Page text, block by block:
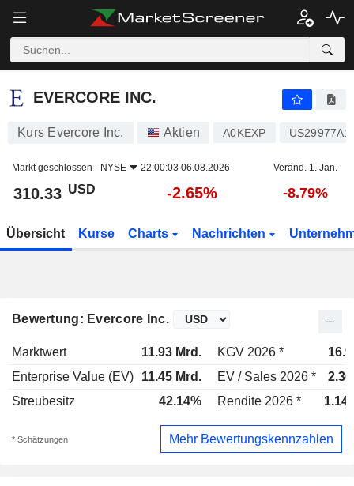
EVERCORE INC.
EVERCORE INC.
Kurs Evercore Inc. Aktien A0KEXP
Markt geschlossen - NYSE 22:00:03 06.08.2026 Veränd. 1. Jan.
310.33 USD -2.65% -8.79%
Übersicht Kurse Charts Nachrichten
Bewertung: Evercore Inc.
Marktwert 11.93 Mrd. KGV 2026 *
Enterprise Value (EV)
11.45 Mrd. EV / Sales 2026 *
Streubesitz
42.14% Rendite 2026 *
* Schätzungen Mehr Bewertungskennzahlen